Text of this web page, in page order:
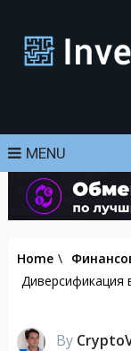
MENU
Home \
Диверсификация
By